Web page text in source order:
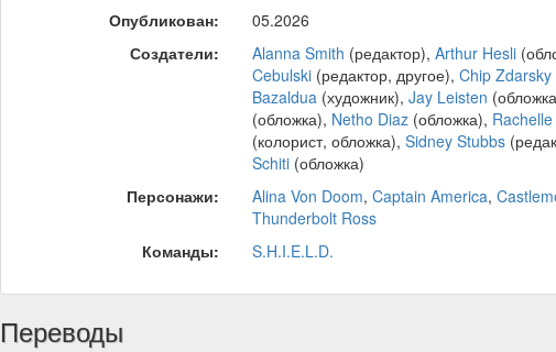
Опубликован:
05.2026
Создатели:
Alanna Smith (редактор), Arthur Hesli
Cebulski(редактор, другое), Chip Zdarsky
Bazaldua(художник), Jay Leisten
(обложка), Netho Diaz(обложка),
(колорист, обложка), Sidney Stubbs
Schiti(обложка)
Персонажи:
Alina Von Doom, Captain America,
Thunderbolt Ross
Команды:
S.H.I.E.L.D.
Переводы